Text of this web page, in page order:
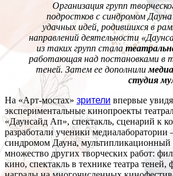
Организация групп
подростков с синдромом
удачных идей, родившихся в
направлений деятельности
из таких групп стала
работающая над постановками в
теней. Затем ее дополнили
студия
На «Арт-мостах» зрители впервые
экспериментальные кинопроекты
«Даунсайд Ап», спектакль, сценарий к
разработали ученики медиалаборатории
синдромом Дауна, мультипликационный
множество других творческих работ:
кино, спектакль в технике театра